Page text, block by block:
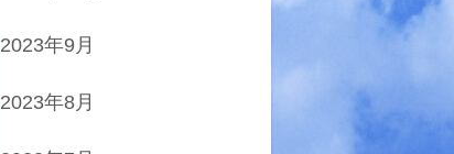
2023年9月
2023年8月